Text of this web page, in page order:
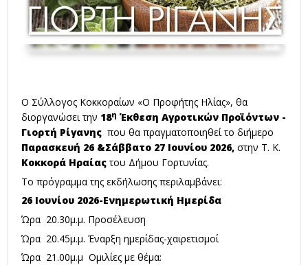
Ο Σύλλογος Κοκκοραίων «Ο Προφήτης Ηλίας», θα
διοργανώσει την 18η Έκθεση Αγροτικών Προϊόντων -
Γιορτή Ρίγανης που θα πραγματοποιηθεί το διήμερο
Παρασκευή 26 &Σάββατο 27 Ιουνίου 2026, στην Τ. Κ.
Κοκκορά Ηραίαςτου Δήμου Γορτυνίας.
Το πρόγραμμα της εκδήλωσης περιλαμβάνει:
26 Ιουνίου 2026-Ενημερωτική Ημερίδα
Ώρα 20.30μ.μ. Προσέλευση
Ώρα 20.45μ.μ. Έναρξη ημερίδας-χαιρετισμοί
Ώρα 21.00μ.μ Ομιλίες με θέμα: